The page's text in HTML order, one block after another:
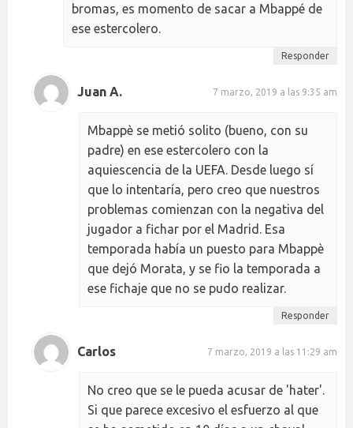
bromas, es momento de sacar a Mbappé de
ese estercolero.
Responder
Juan A. 7 marzo, 2019 a las 9:35 am
Mbappè se metió solito (bueno, con su
padre) en ese estercolero con la
aquiescencia de la UEFA. Desde luego sí
que lo intentaría, pero creo que nuestros
problemas comienzan con la negativa del
jugador a fichar por el Madrid. Esa
temporada había un puesto para Mbappè
que dejó Morata, y se fio la temporada a
ese fichaje que no se pudo realizar.
Responder
Carlos 7 marzo, 2019 a las 11:29 am
No creo que se le pueda acusar de 'hater'.
Si que parece excesivo el esfuerzo al que